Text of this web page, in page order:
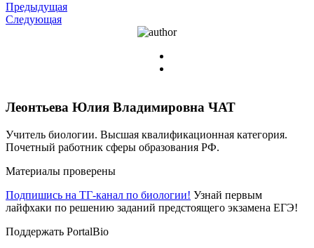
Предыдущая
Следующая
Леонтьева Юлия Владимировна ЧАТ
Учитель биологии. Высшая квалификационная категория.
Почетный работник сферы образования РФ.
Материалы проверены
Подпишись на ТГ-канал по биологии! Узнай первым
лайфхаки по решению заданий предстоящего экзамена ЕГЭ!
Поддержать PortalBio